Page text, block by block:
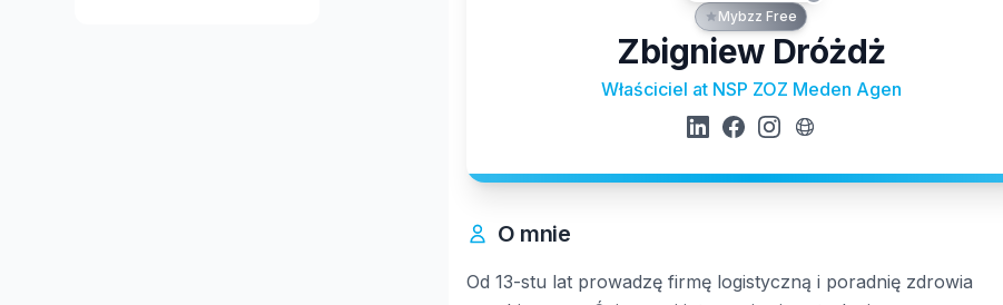
Mybzz Free
Zbigniew Dróżdż
Właściciel at NSP ZOZ Meden Agen
O mnie
Od 13-stu lat prowadzę firmę logistyczną i poradnię zdrowia